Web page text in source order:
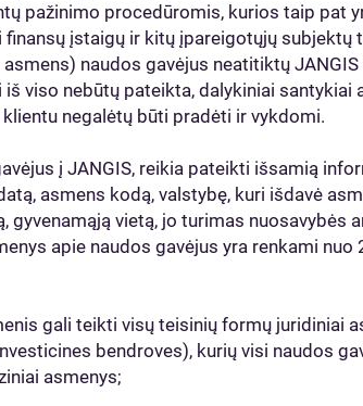
pažinimo procedūromis, kurios taip pat
įstaigų ir kitų įpareigotųjų subjektų
naudos gavėjus neatitiktų JANGIS
viso nebūtų pateikta, dalykiniai santykiai
negalėtų būti pradėti ir vykdomi.
į JANGIS, reikia pateikti išsamią
asmens kodą, valstybę, kuri išdavė
gyvenamąją vietą, jo turimas nuosavybės
apie naudos gavėjus yra renkami nuo
gali teikti visų teisinių formų juridiniai
bendroves), kurių visi naudos
asmenys;